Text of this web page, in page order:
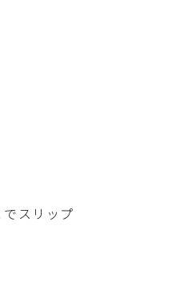
スリップ